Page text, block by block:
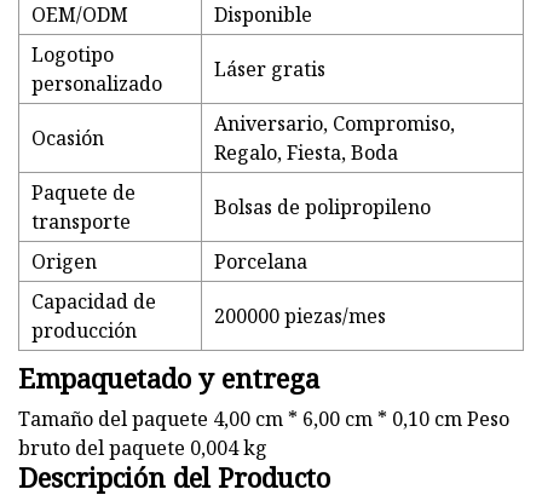
OEM/ODM
Disponible
Logotipo
personalizado
Láser gratis
Ocasión
Aniversario, Compromiso,
Regalo, Fiesta, Boda
Paquete de
transporte
Bolsas de polipropileno
Origen
Porcelana
Capacidad de
producción
200000 piezas/mes
Empaquetado y entrega
Tamaño del paquete 4,00 cm * 6,00 cm * 0,10 cm Peso
bruto del paquete 0,004 kg
Descripción del Producto